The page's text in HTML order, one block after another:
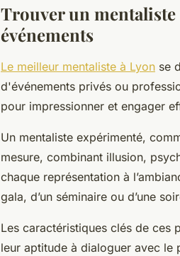
Trouver un
événements
Le meilleur mentaliste à Lyon se
d'événements privés ou
pour impressionner et engager
Un mentaliste expérimenté,
mesure, combinant illusion,
chaque représentation à
gala, d’un séminaire ou d’une
Les caractéristiques clés de ces
leur aptitude à dialoguer avec le